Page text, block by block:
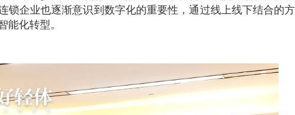
锁企业也逐渐意识到数字化的重要性，通过线上线下结合的
能化转型。